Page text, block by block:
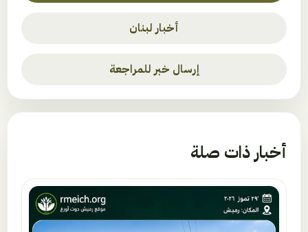
أخبار لبنان
إرسال خبر للمراجعة
أخبار ذات صلة